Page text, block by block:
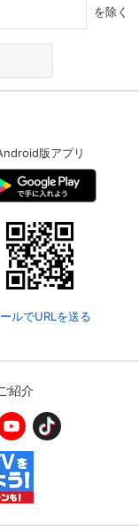
を除く
版アプリ
ルでURLを送る
紹介